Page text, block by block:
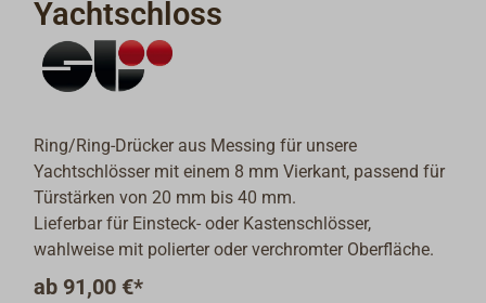
Yachtschloss
Ring/Ring-Drücker aus Messing für unsere
Yachtschlösser mit einem 8 mm Vierkant, passend für
Türstärken von 20 mm bis 40 mm.
Lieferbar für Einsteck- oder Kastenschlösser,
wahlweise mit polierter oder verchromter Oberfläche.
ab 91,00 €*